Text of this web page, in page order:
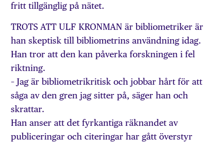
fritt tillgänglig på nätet.
TROTS ATT ULF KRONMAN är bibliometriker är
han skeptisk till bibliometrins användning idag.
Han tror att den kan påverka forskningen i fel
riktning.
– Jag är bibliometrikritisk och jobbar hårt för att
såga av den gren jag sitter på, säger han och
skrattar.
Han anser att det fyrkantiga räknandet av
publiceringar och citeringar har gått överstyr